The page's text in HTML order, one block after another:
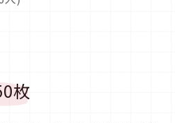
枚